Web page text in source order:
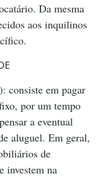
Da mesma
aos inquilinos
consiste em pagar
por um tempo
a eventual
aluguel. Em geral,
de
investem na